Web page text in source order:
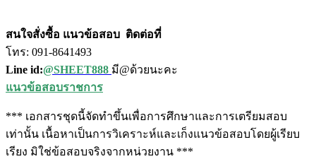
สนใจสั่งซื้อ แนวข้อสอบ ติดต่อที่
โทร: 091-8641493
Line id:@SHEET888 มี@ด้วยนะคะ
แนวข้อสอบราชการ
*** เอกสารชุดนี้จัดทำขึ้นเพื่อการศึกษาและการเตรียมสอบ
เท่านั้น เนื้อหาเป็นการวิเคราะห์และเก็งแนวข้อสอบโดยผู้เรียบ
เรียง มิใช่ข้อสอบจริงจากหน่วยงาน ***